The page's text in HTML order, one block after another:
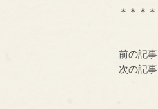
＊＊＊
前の記
次の記